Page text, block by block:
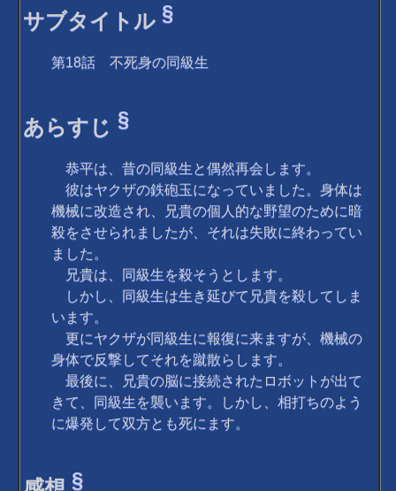
サブタイトル§
第18話 不死身の同級生
あらすじ§
恭平は、昔の同級生と偶然再会します。
彼はヤクザの鉄砲玉になっていました。身体は
機械に改造され、兄貴の個人的な野望のために暗
殺をさせられましたが、それは失敗に終わってい
ました。
兄貴は、同級生を殺そうとします。
しかし、同級生は生き延びて兄貴を殺してしま
います。
更にヤクザが同級生に報復に来ますが、機械の
身体で反撃してそれを蹴散らします。
最後に、兄貴の脳に接続されたロボットが出て
きて、同級生を襲います。しかし、相打ちのよう
に爆発して双方とも死にます。
§